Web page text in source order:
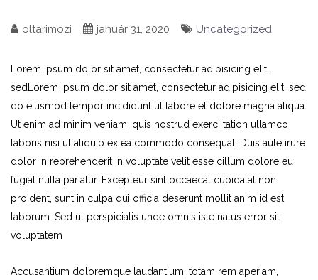
oltarimozi január 31, 2020 Uncategorized
Lorem ipsum dolor sit amet, consectetur adipisicing elit,
sedLorem ipsum dolor sit amet, consectetur adipisicing elit, sed
do eiusmod tempor incididunt ut labore et dolore magna aliqua.
Ut enim ad minim veniam, quis nostrud exerci tation ullamco
laboris nisi ut aliquip ex ea commodo consequat. Duis aute irure
dolor in reprehenderit in voluptate velit esse cillum dolore eu
fugiat nulla pariatur. Excepteur sint occaecat cupidatat non
proident, sunt in culpa qui officia deserunt mollit anim id est
laborum. Sed ut perspiciatis unde omnis iste natus error sit
voluptatem
Accusantium doloremque laudantium, totam rem aperiam,